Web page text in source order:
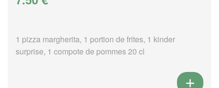
1 pizza margherita, 1 portion de frites, 1 kinder
surprise, 1 compote de pommes 20 cl